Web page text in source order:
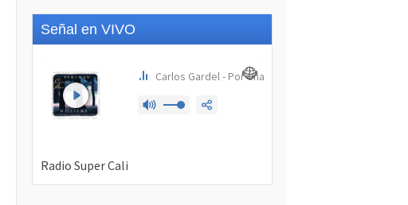
Señal en VIVO